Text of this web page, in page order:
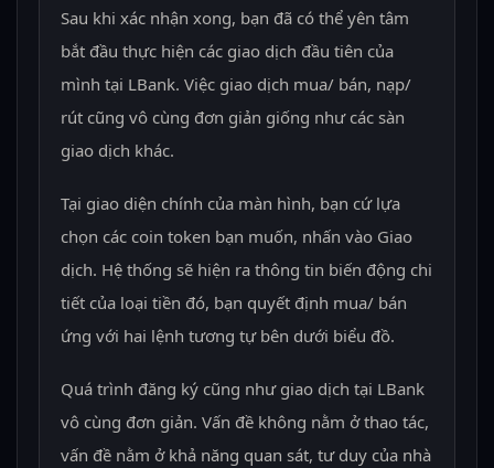
Sau khi xác nhận xong, bạn đã có thể yên tâm
bắt đầu thực hiện các giao dịch đầu tiên của
mình tại LBank. Việc giao dịch mua/ bán, nạp/
rút cũng vô cùng đơn giản giống như các sàn
giao dịch khác.
Tại giao diện chính của màn hình, bạn cứ lựa
chọn các coin token bạn muốn, nhấn vào Giao
dịch. Hệ thống sẽ hiện ra thông tin biến động chi
tiết của loại tiền đó, bạn quyết định mua/ bán
ứng với hai lệnh tương tự bên dưới biểu đồ.
Quá trình đăng ký cũng như giao dịch tại LBank
vô cùng đơn giản. Vấn đề không nằm ở thao tác,
vấn đề nằm ở khả năng quan sát, tư duy của nhà